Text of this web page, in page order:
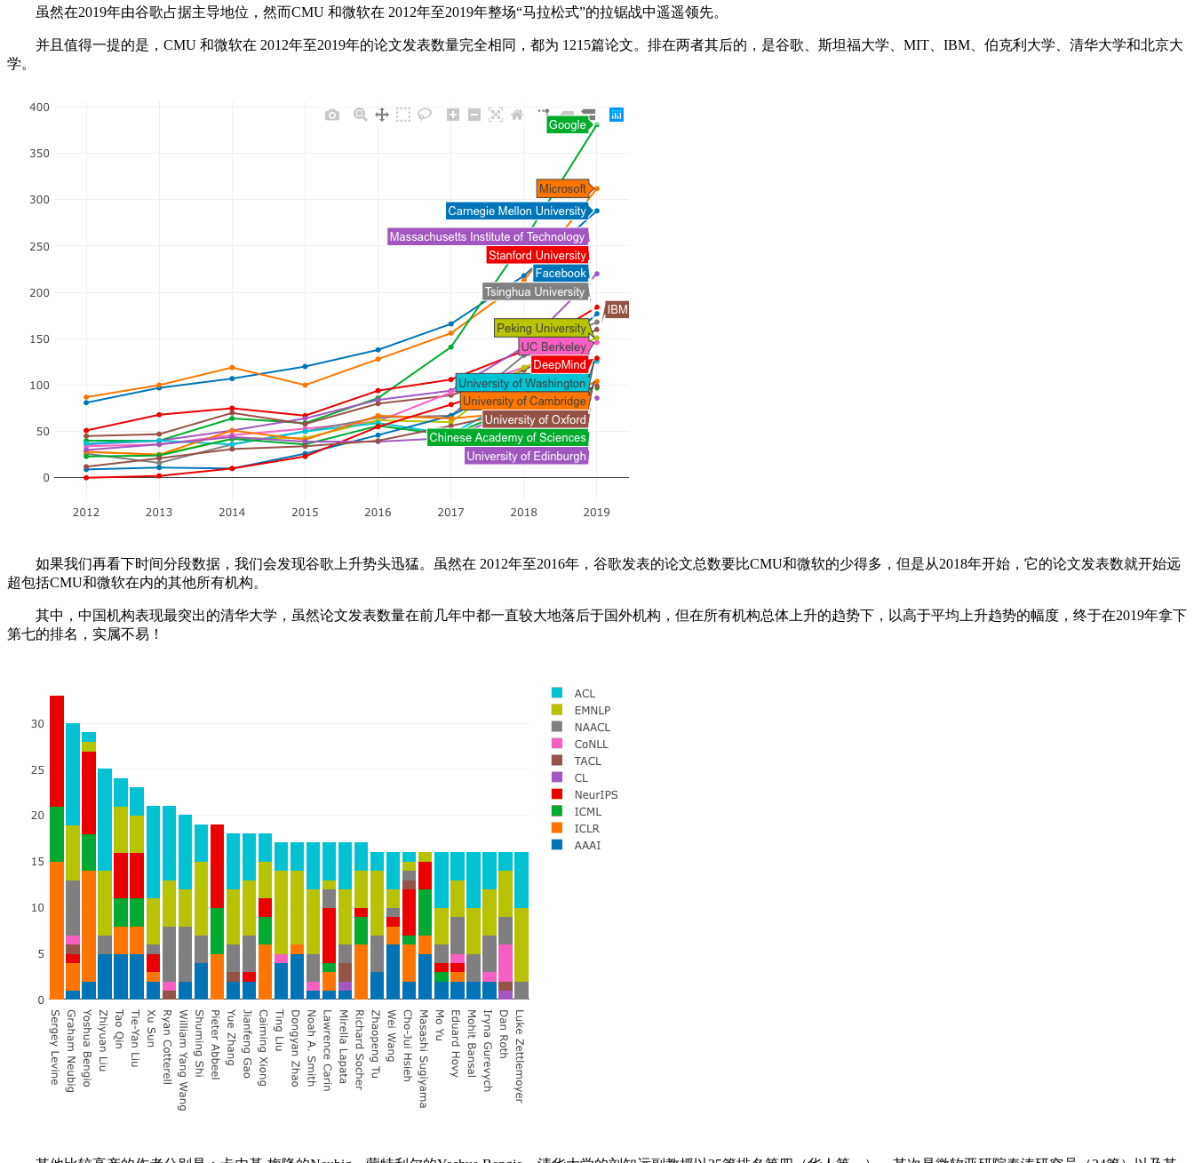
虽然在2019年由谷歌占据主导地位，然而CMU 和微软在 2012年至2019年整场“马拉松式”的拉锯战中遥遥领先。
并且值得一提的是，CMU 和微软在 2012年至2019年的论文发表数量完全相同，都为 1215篇论文。排在两者其后的，是谷歌、斯坦福大学、MIT、IBM、伯克利大学、清华大学和北京大
学。
如果我们再看下时间分段数据，我们会发现谷歌上升势头迅猛。虽然在 2012年至2016年，谷歌发表的论文总数要比CMU和微软的少得多，但是从2018年开始，它的论文发表数就开始远
超包括CMU和微软在内的其他所有机构。
其中，中国机构表现最突出的清华大学，虽然论文发表数量在前几年中都一直较大地落后于国外机构，但在所有机构总体上升的趋势下，以高于平均上升趋势的幅度，终于在2019年拿下
第七的排名，实属不易！